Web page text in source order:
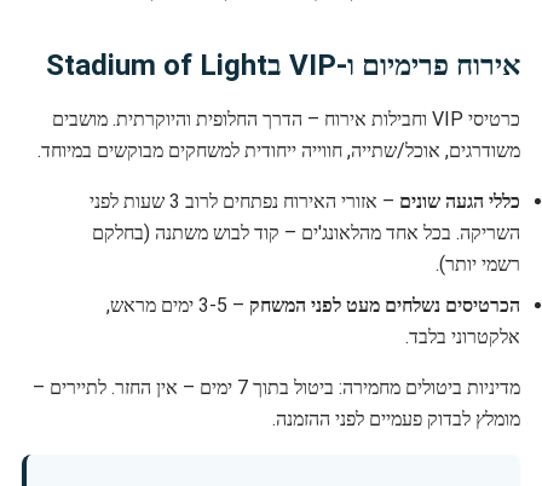
אירוח פרימיום ו-VIP בStadium of Light
כרטיסי VIP וחבילות אירוח – הדרך החלופית והיוקרתית. מושבים
משודרגים, אוכל/שתייה, חווייה ייחודית למשחקים מבוקשים במיוחד.
כללי הגעה שונים
– אזורי האירוח נפתחים לרוב 3 שעות לפני
השריקה. בכל אחד מהלאונג'ים – קוד לבוש משתנה (בחלקם
רשמי יותר).
הכרטיסים נשלחים מעט לפני המשחק
– 3-5 ימים מראש,
אלקטרוני בלבד.
מדיניות ביטולים מחמירה: ביטול בתוך 7 ימים – אין החזר. לתיירים –
מומלץ לבדוק פעמיים לפני ההזמנה.